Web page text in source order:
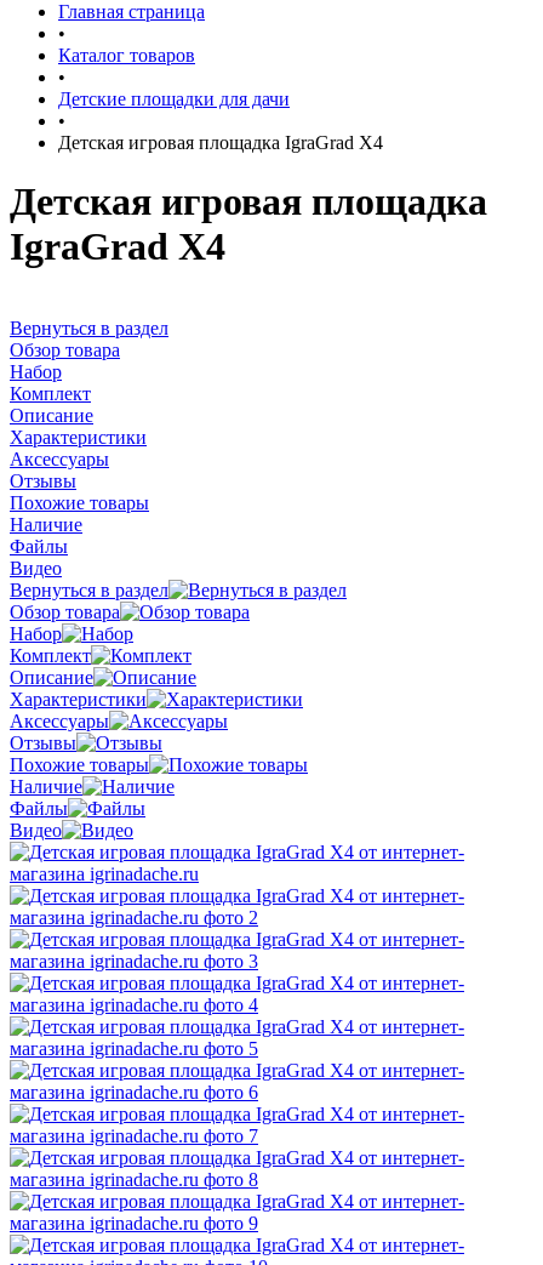
Главная страница
•
Каталог товаров
•
Детские площадки для дачи
•
Детская игровая площадка IgraGrad X4
Детская игровая площадка
IgraGrad X4
Вернуться в раздел
Обзор товара
Набор
Комплект
Описание
Характеристики
Аксессуары
Отзывы
Похожие товары
Наличие
Файлы
Видео
Вернуться в раздел
Обзор товара
Набор
Комплект
Описание
Характеристики
Аксессуары
Отзывы
Похожие товары
Наличие
Файлы
Видео